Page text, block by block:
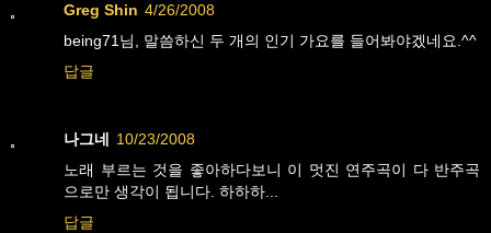
Greg Shin 4/26/2008
being71님, 말씀하신 두 개의 인기 가요를 들어봐야겠네요.^^
답글
나그네
10/23/2008
노래 부르는 것을 좋아하다보니 이 멋진 연주곡이 다 반주곡
으로만 생각이 됩니다. 하하하...
답글